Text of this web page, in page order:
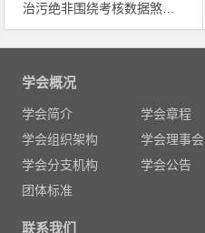
治污绝非围绕考核数据煞费苦心
文
学会概况
学会简介 学会章程
学会组织架构
学会理事会
学会分支机构
学会公告
团体标准
联系我们